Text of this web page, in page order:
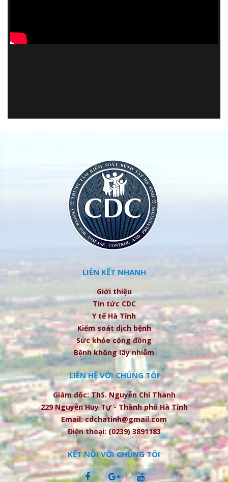
LIÊN KẾT NHANH
Giới thiệu
Tin tức CDC
Y tế Hà Tĩnh
Kiểm soát dịch bệnh
Sức khỏe cộng đồng
Bệnh không lây nhiễm
LIÊN HỆ VỚI CHÚNG TÔI
Giám đốc: ThS. Nguyễn Chí Thanh
229 Nguyễn Huy Tự - Thành phố Hà Tĩnh
Email: cdchatinh@gmail.com
Điện thoại: (0239) 3891183
KẾT NỐI VỚI CHÚNG TÔI